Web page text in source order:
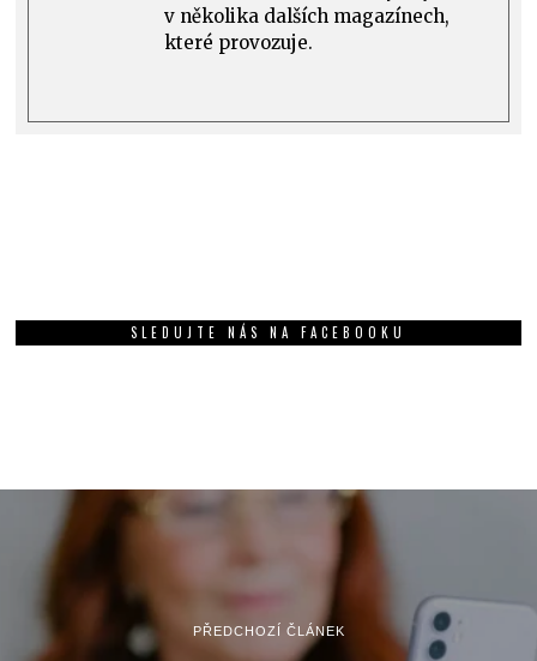
v několika dalších magazínech,
které provozuje.
SLEDUJTE NÁS NA FACEBOOKU
PŘEDCHOZÍ ČLÁNEK